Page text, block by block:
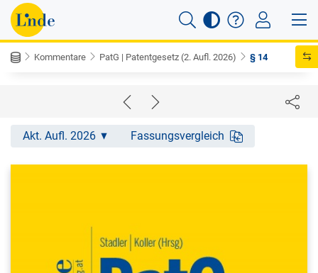
Kommentare PatG | Patentgesetz (2. Aufl. 2026) § 14
Akt. Aufl. 2026 Fassungsvergleich